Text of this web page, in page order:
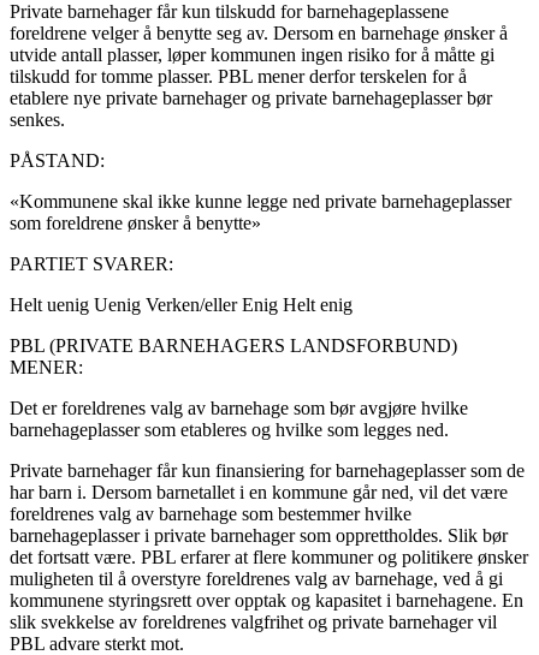
Private barnehager får kun tilskudd for barnehageplassene
foreldrene velger å benytte seg av. Dersom en barnehage ønsker å
utvide antall plasser, løper kommunen ingen risiko for å måtte gi
tilskudd for tomme plasser. PBL mener derfor terskelen for å
etablere nye private barnehager og private barnehageplasser bør
senkes.
PÅSTAND:
«Kommunene skal ikke kunne legge ned private barnehageplasser
som foreldrene ønsker å benytte»
PARTIET SVARER:
Helt uenig Uenig Verken/ellerEnig Helt enig
PBL (PRIVATE BARNEHAGERS LANDSFORBUND)
MENER:
Det er foreldrenes valg av barnehage som bør avgjøre hvilke
barnehageplasser som etableres og hvilke som legges ned.
Private barnehager får kun finansiering for barnehageplasser som de
har barn i. Dersom barnetallet i en kommune går ned, vil det være
foreldrenes valg av barnehage som bestemmer hvilke
barnehageplasser i private barnehager som opprettholdes. Slik bør
det fortsatt være. PBL erfarer at flere kommuner og politikere ønsker
muligheten til å overstyre foreldrenes valg av barnehage, ved å gi
kommunene styringsrett over opptak og kapasitet i barnehagene. En
slik svekkelse av foreldrenes valgfrihet og private barnehager vil
PBL advare sterkt mot.